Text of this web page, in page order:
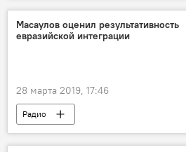
Масаулов оценил результативность
евразийской интеграции
28 марта 2019, 17:46
Радио